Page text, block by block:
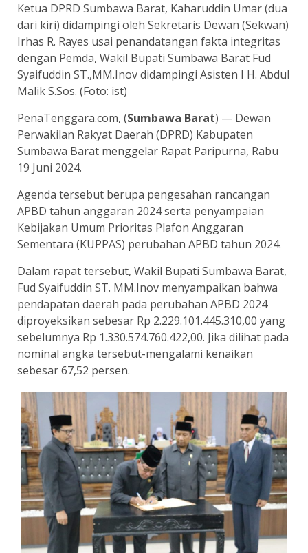
Ketua DPRD Sumbawa Barat, Kaharuddin Umar (dua
dari kiri) didampingi oleh Sekretaris Dewan (Sekwan)
Irhas R. Rayes usai penandatangan fakta integritas
dengan Pemda, Wakil Bupati Sumbawa Barat Fud
Syaifuddin ST.,MM.Inov didampingi Asisten I H. Abdul
Malik S.Sos. (Foto: ist)
PenaTenggara.com, (Sumbawa Barat) — Dewan
Perwakilan Rakyat Daerah (DPRD) Kabupaten
Sumbawa Barat menggelar Rapat Paripurna, Rabu
19 Juni 2024.
Agenda tersebut berupa pengesahan rancangan
APBD tahun anggaran 2024 serta penyampaian
Kebijakan Umum Prioritas Plafon Anggaran
Sementara (KUPPAS) perubahan APBD tahun 2024.
Dalam rapat tersebut, Wakil Bupati Sumbawa Barat,
Fud Syaifuddin ST. MM.Inov menyampaikan bahwa
pendapatan daerah pada perubahan APBD 2024
diproyeksikan sebesar Rp 2.229.101.445.310,00 yang
sebelumnya Rp 1.330.574.760.422,00. Jika dilihat pada
nominal angka tersebut-mengalami kenaikan
sebesar 67,52 persen.